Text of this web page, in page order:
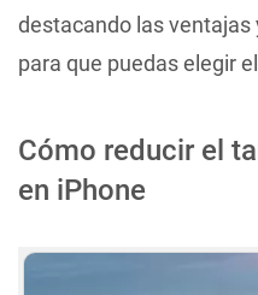
destacando las
para que puedas elegir
Cómo reducir el
en iPhone